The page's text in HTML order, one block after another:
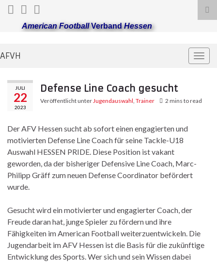
American FootballVerbandHessen
AFVH
JULI
22
2023
Defense Line Coach gesucht
Veröffentlicht unterJugendauswahl, Trainer 2 mins to read
Der AFV Hessen sucht ab sofort einen engagierten und
motivierten Defense Line Coach für seine Tackle-U18
Auswahl HESSEN PRIDE. Diese Position ist vakant
geworden, da der bisheriger Defensive Line Coach, Marc-
Philipp Gräff zum neuen Defense Coordinator befördert
wurde.
Gesucht wird ein motivierter und engagierter Coach, der
Freude daran hat, junge Spieler zu fördern und ihre
Fähigkeiten im American Football weiterzuentwickeln. Die
Jugendarbeit im AFV Hessen ist die Basis für die zukünftige
Entwicklung des Sports. Wer sich und sein Wissen dabei